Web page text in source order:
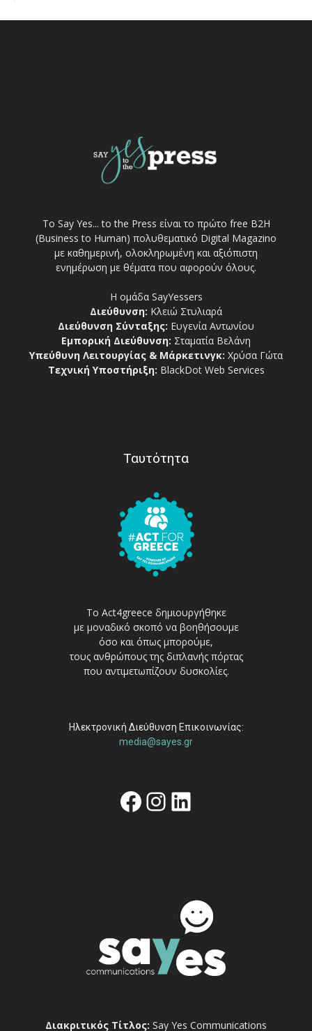
Το Say Yes... to the Press είναι το πρώτο free Β2Η
(Business to Human) πολυθεματικό Digital Magazino
με καθημερινή, ολοκληρωμένη και αξιόπιστη
ενημέρωση με θέματα που αφορούν όλους.
Η ομάδα SayYessers
Διεύθυνση: Κλειώ Στυλιαρά
Διεύθυνση Σύνταξης: Ευγενία Αντωνίου
Εμπορική Διεύθυνση: Σταματία Βελάνη
Υπεύθυνη Λειτουργίας & Μάρκετινγκ: Χρύσα Γώτα
Τεχνική Υποστήριξη: BlackDot Web Services
Ταυτότητα
Το Act4greece δημιουργήθηκε
με μοναδικό σκοπό να βοηθήσουμε
όσο και όπως μπορούμε,
τους ανθρώπους της διπλανής πόρτας
που αντιμετωπίζουν δυσκολίες.
Ηλεκτρονική Διεύθυνση Επικοινωνίας:
media@sayes.gr
Facebook
Instagram
Linkedin
Διακριτικός Τίτλος: Say Yes Communications